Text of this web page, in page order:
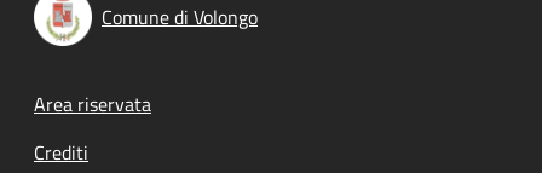
Comune di Volongo
Footer menu
Area riservata
Crediti